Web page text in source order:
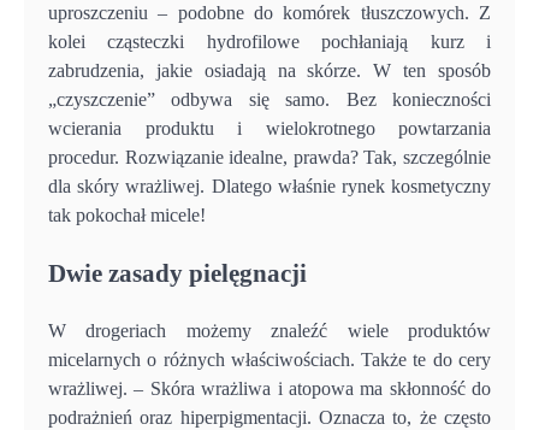
uproszczeniu – podobne do komórek tłuszczowych. Z
kolei cząsteczki hydrofilowe pochłaniają kurz i
zabrudzenia, jakie osiadają na skórze. W ten sposób
„czyszczenie” odbywa się samo. Bez konieczności
wcierania produktu i wielokrotnego powtarzania
procedur. Rozwiązanie idealne, prawda? Tak, szczególnie
dla skóry wrażliwej. Dlatego właśnie rynek kosmetyczny
tak pokochał micele!
Dwie zasady pielęgnacji
W drogeriach możemy znaleźć wiele produktów
micelarnych o różnych właściwościach. Także te do cery
wrażliwej. – Skóra wrażliwa i atopowa ma skłonność do
podrażnień oraz hiperpigmentacji. Oznacza to, że często